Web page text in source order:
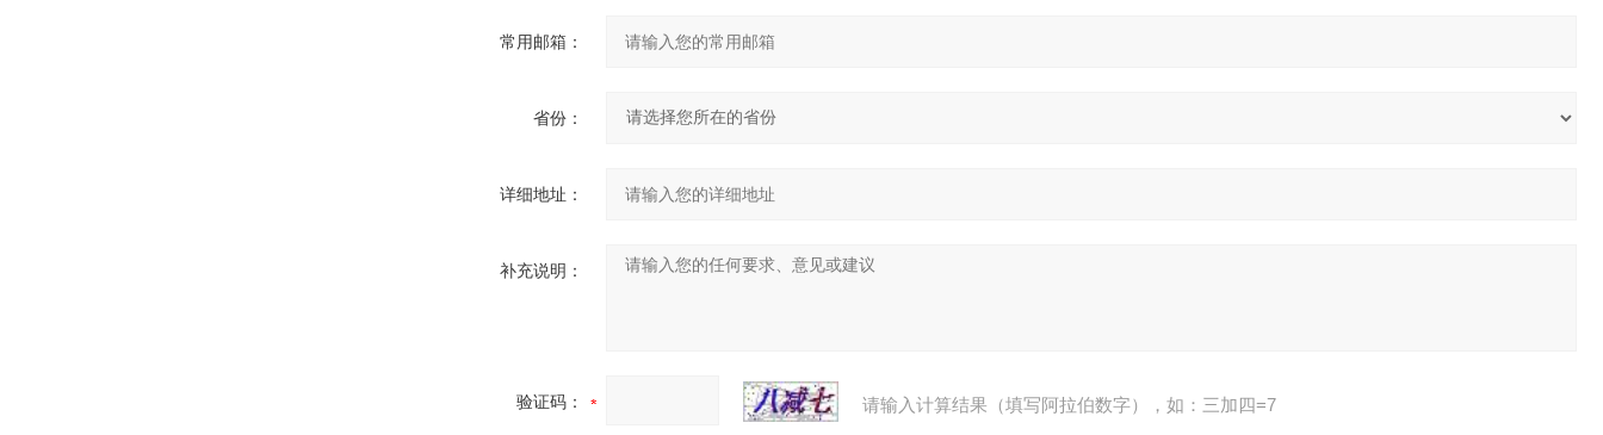
常用邮箱：
省份：
详细地址：
补充说明：
验证码： 请输入计算结果（填写阿拉伯数字），如：三加四=7